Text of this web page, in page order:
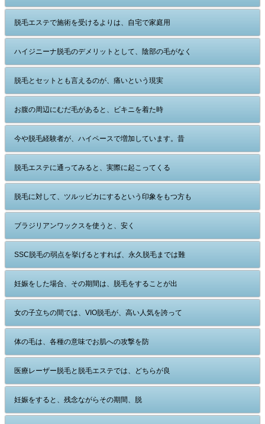
脱毛エステで施術を受けるよりは、自宅で家庭用
ハイジニーナ脱毛のデメリットとして、陰部の毛がなく
脱毛とセットとも言えるのが、痛いという現実
お腹の周辺にむだ毛があると、ビキニを着た時
今や脱毛経験者が、ハイペースで増加しています。昔
脱毛エステに通ってみると、実際に起こってくる
脱毛に対して、ツルッピカにするという印象をもつ方も
ブラジリアンワックスを使うと、安く
SSC脱毛の弱点を挙げるとすれば、永久脱毛までは難
妊娠をした場合、その期間は、脱毛をすることが出
女の子立ちの間では、VIO脱毛が、高い人気を誇って
体の毛は、各種の意味でお肌への攻撃を防
医療レーザー脱毛と脱毛エステでは、どちらが良
妊娠をすると、残念ながらその期間、脱